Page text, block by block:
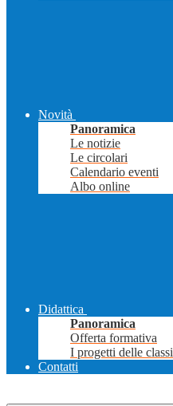
Novità
Panoramica
Le notizie
Le circolari
Calendario eventi
Albo online
Didattica
Panoramica
Offerta formativa
I progetti delle classi
Contatti